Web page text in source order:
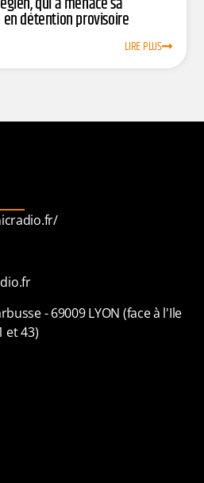
en détention provisoire
LIRE PLUS
- 69009 LYON (face à l'Ile
et 43)